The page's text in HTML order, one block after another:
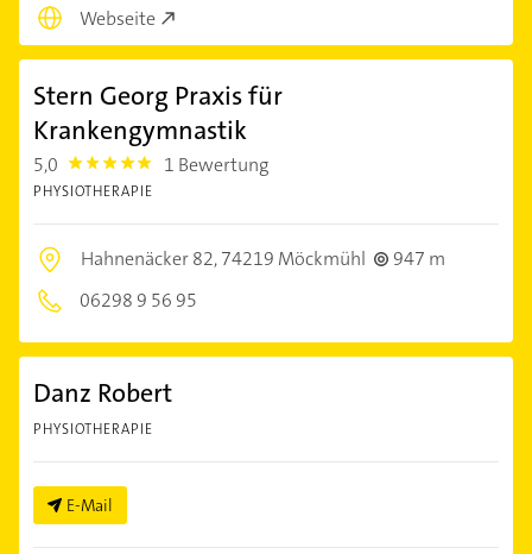
Webseite
Stern Georg Praxis für
Krankengymnastik
5,0 5.0 1 Bewertung
PHYSIOTHERAPIE
Hahnenäcker 82,74219 Möckmühl
947 m
06298 9 56 95
Danz Robert
PHYSIOTHERAPIE
E-Mail